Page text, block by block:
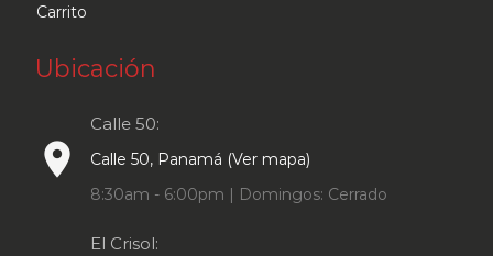
Carrito
Ubicación
place
Calle 50:
Calle 50, Panamá (Ver mapa)
8:30am - 6:00pm | Domingos: Cerrado
El Crisol: